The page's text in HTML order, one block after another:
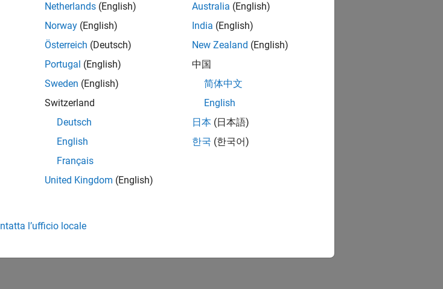
Netherlands (English)
Norway (English)
Österreich (Deutsch)
Portugal (English)
Sweden (English)
Switzerland
Deutsch
English
Français
United Kingdom (English)
Australia (English)
India (English)
New Zealand (English)
中国
简体中文
English
日本 (日本語)
한국 (한국어)
l’ufficio locale